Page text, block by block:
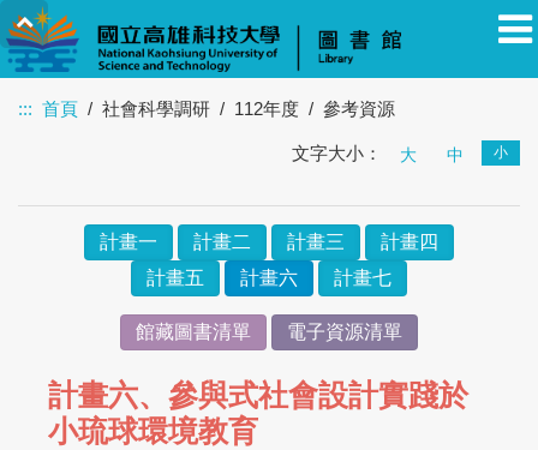
其他 訪客
::: 首頁 社會科學調研 112年度 參考資源
文字大小： 大 中 小
計畫一 計畫二 計畫三
計畫四
計畫五
計畫六 計畫七
館藏圖書清單 電子資源清單
計畫六、參與式社會設計實踐於
小琉球環境教育